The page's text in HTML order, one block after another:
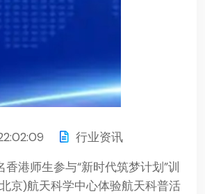
行业资讯
港师生参与“新时代筑梦计划”训
京)航天科学中心体验航天科普活